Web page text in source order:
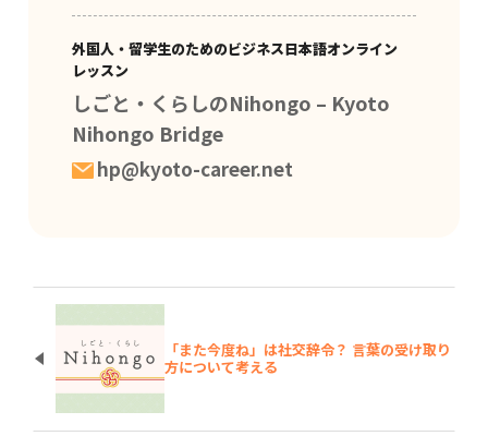
外国人・留学生のためのビジネス日本語オンライン
レッスン
しごと・くらしのNihongo – Kyoto
Nihongo Bridge
hp@kyoto-career.net
「また今度ね」は社交辞令？ 言葉の受け取り
方について考える